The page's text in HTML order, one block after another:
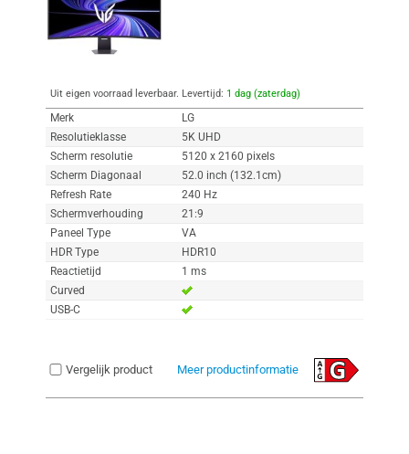
Uit eigen voorraad leverbaar. Levertijd: 1 dag (zaterdag)
Merk
LG
Resolutieklasse
5K UHD
Scherm resolutie
5120 x 2160 pixels
Scherm Diagonaal
52.0 inch (132.1cm)
Refresh Rate
240 Hz
Schermverhouding
21:9
Paneel Type
VA
HDR Type
HDR10
Reactietijd
1 ms
Curved
USB-C
Vergelijk product Meer productinformatie